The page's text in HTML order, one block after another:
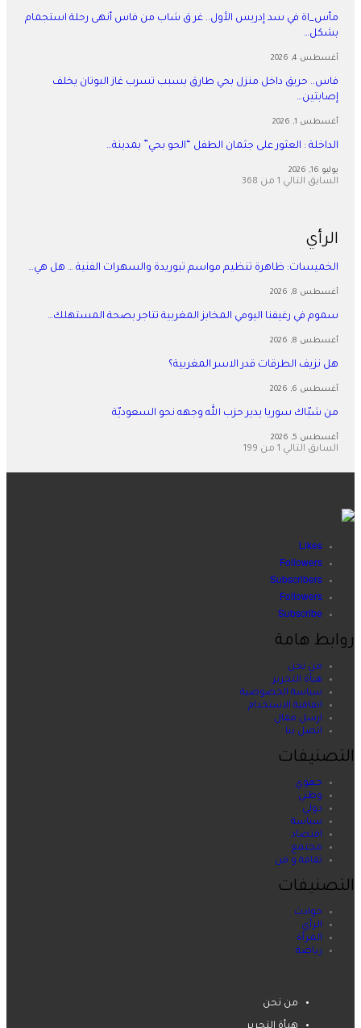
مأس_اة في سد إدريس الأول.. غر ق شاب من فاس أنهى رحلة استجمام
بشكل…
أغسطس 4, 2026
فاس.. حريق داخل منزل بحي طارق بسبب تسرب غاز البوتان يخلف
إصابتين…
أغسطس 1, 2026
​الداخلة : العثور على جثمان الطفل “الحو بحي” بمدينة…
يوليو 16, 2026
السابق التالي 1 من 368
الرأي
الخميسات: ظاهرة تنظيم مواسم تبوريدة والسهرات الفنية … هل هي…
أغسطس 8, 2026
سموم في رغيفنا اليومي المخابز المغربية تتاجر بصحة المستهلك…
أغسطس 8, 2026
هل نزيف الطرقات قدر الاسر المغربية؟
أغسطس 6, 2026
من شبّاك سوريا يدير حزب الله وجهه نحو السعوديّة
أغسطس 5, 2026
السابق التالي 1 من 199
Likes
Followers
Subscribers
Followers
Subscribe
روابط هامة
من نحن
هيأة التحرير
سياسة الخصوصية
اتفاقية الاستخدام
ارسل مقال
اتصل بنا
التصنيفات
جهوي
وطني
دولي
سياسة
اقتصاد
مجتمع
ثقافة و فن
التصنيفات
حوادث
الرأي
المرأة
رياضة
من نحن